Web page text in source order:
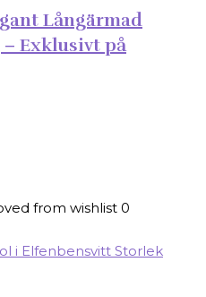
Långärmad
Exklusivt på
from wishlist 0